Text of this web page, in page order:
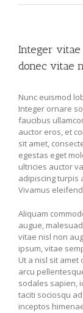
Integer vitae
donec vitae
Nunc euismod
Integer ornare
faucibus
auctor eros, et
sit amet,
egestas eget
ultricies auctor
adipiscing turpis
Vivamus
Aliquam
augue,
vitae nisl non
ipsum, vitae
Ut a nisl sit
arcu
sodales sapien,
taciti sociosqu
inceptos